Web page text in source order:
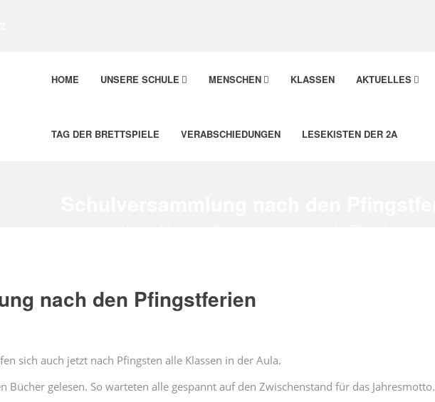
HOME UNSERE SCHULE MENSCHEN KLASSEN AKTUELLES
TAG DER BRETTSPIELE VERABSCHIEDUNGEN LESEKISTEN DER 2A
nach den Pfingstferien
sich auch jetzt nach Pfingsten alle Klassen in der Aula.
Bücher gelesen. So warteten alle gespannt auf den Zwischenstand für das Jahresmotto.